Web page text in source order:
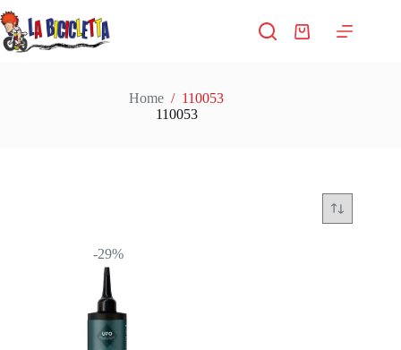
al
contenuto
Carrello
Home / 110053
110053
-29%